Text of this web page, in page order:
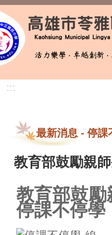
:::
最新消息 - 停課
教育部鼓勵親
教育部鼓
停課不停學